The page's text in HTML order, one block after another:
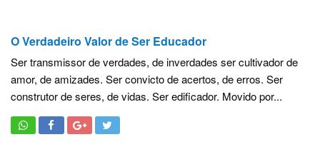
O Verdadeiro Valor de Ser Educador
Ser transmissor de verdades, de inverdades ser cultivador de
amor, de amizades. Ser convicto de acertos, de erros. Ser
construtor de seres, de vidas. Ser edificador. Movido por...